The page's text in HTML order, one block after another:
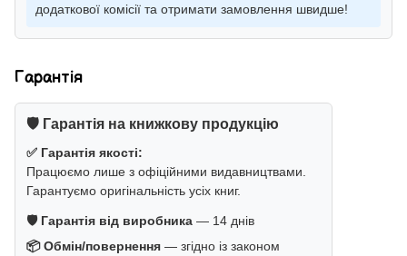
додаткової комісії та отримати замовлення швидше!
Гарантія
🛡️ Гарантія на книжкову продукцію
✅ Гарантія якості:
Працюємо лише з офіційними видавництвами.
Гарантуємо оригінальність усіх книг.
🛡️ Гарантія від виробника — 14 днів
📦 Обмін/повернення — згідно із законом